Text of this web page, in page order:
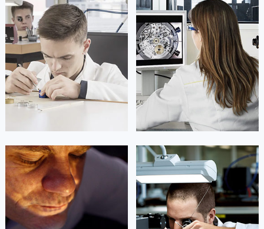
山东省日照市东港区烟台路卡地亚售后服务中心（需提前预约）
山东省泰安市泰山区财源街道泰山大街卡地亚售后服务中心（需提前预约）
山东省威海市环翠区新威海路89号振华商厦一楼名表维修卡地亚售后服务中心（需提前预约）
山东省潍坊市奎文区东风东街卡地亚售后服务中心（需提前预约）
山东省枣庄市滕州市北辛路与善国路交叉口卡地亚售后服务中心（需提前预约）
山东省淄博市张店区金晶大道卡地亚售后服务中心（需提前预约）
上海市黄浦区南京东路299号宏伊国际广场写字楼8层806室卡地亚售后服务中心（需提前预约）
上海市徐汇区虹桥路3号港汇中心2座37层3705室卡地亚售后服务中心（需提前预约）
浙江省湖州市吴兴区劳动路卡地亚售后服务中心（需提前预约）
浙江省丽水市莲都区解放街卡地亚售后服务中心（需提前预约）
浙江省宁波市江北区大闸南路500号来福士广场办公楼20层2009室卡地亚售后服务中心（需提前预约）
凯罗尔·切尔西
资深卡地亚技师
是卡地亚手表售后服务中心
(卡地亚保养中心)
的高级技师之一
Beijing Cartier Maintain center
达芙妮·克劳迪娅
资深卡地亚技师
是卡地亚手表售后服务中心
(卡地亚保养中心)
的高级技师之一
Shanghai Cartier Maintain center